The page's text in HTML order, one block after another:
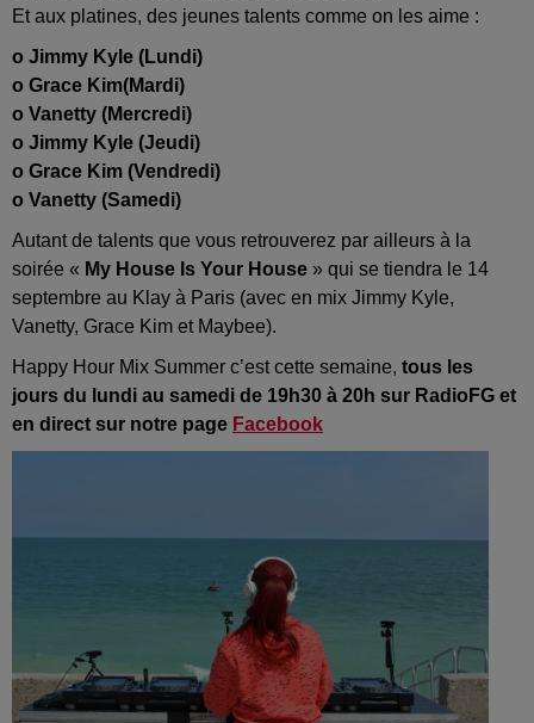
Et aux platines, des jeunes talents comme on les aime :
o Jimmy Kyle (Lundi)
o Grace Kim(Mardi)
o Vanetty (Mercredi)
o Jimmy Kyle (Jeudi)
o Grace Kim (Vendredi)
o Vanetty (Samedi)
Autant de talents que vous retrouverez par ailleurs à la
soirée « My House Is Your House » qui se tiendra le 14
septembre au Klay à Paris (avec en mix Jimmy Kyle,
Vanetty, Grace Kim et Maybee).
Happy Hour Mix Summer c’est cette semaine, tous les
jours du lundi au samedi de 19h30 à 20h sur RadioFG et
en direct sur notre page Facebook